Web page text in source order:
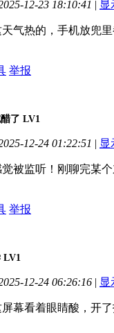
12-23 18:10:41 | 显
天气热的，手机放兜
举报
了 LV1
12-24 01:22:51 | 显
觉被监听！刚聊完某
举报
LV1
12-24 06:26:16 | 显
屏幕看着眼睛酸，开